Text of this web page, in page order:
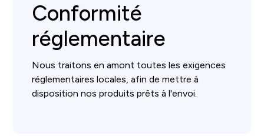
Conformité
réglementaire
Nous traitons en amont toutes les exigences
réglementaires locales, afin de mettre à
disposition nos produits prêts à l'envoi.